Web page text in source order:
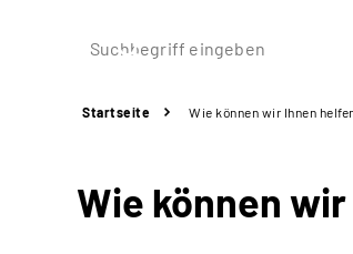
Startseite Wie können wir Ihnen
Wie können